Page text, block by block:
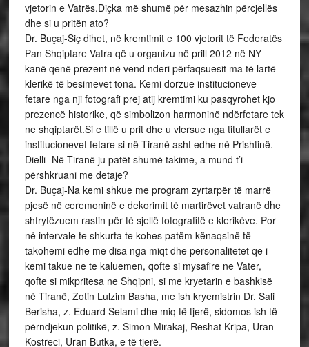
vjetorin e Vatrës.Diçka më shumë për mesazhin përcjellës
dhe si u pritën ato?
Dr. Buçaj-Siç dihet, në kremtimit e 100 vjetorit të Federatës
Pan Shqiptare Vatra që u organizu në prill 2012 në NY
kanë qenë prezent në vend nderi përfaqsuesit ma të lartë
klerikë të besimevet tona. Kemi dorzue institucioneve
fetare nga nji fotografi prej atij kremtimi ku pasqyrohet kjo
prezencë historike, që simbolizon harmoninë ndërfetare tek
ne shqiptarët.Si e tillë u prit dhe u vlersue nga titullarët e
institucionevet fetare si në Tiranë asht edhe në Prishtinë.
Dielli- Në Tiranë ju patët shumë takime, a mund t’i
përshkruani me detaje?
Dr. Buçaj-Na kemi shkue me program zyrtarpër të marrë
pjesë në ceremoninë e dekorimit të martirëvet vatranë dhe
shfrytëzuem rastin për të sjellë fotografitë e klerikëve. Por
në intervale te shkurta te kohes patëm kënaqsinë të
takohemi edhe me disa nga miqt dhe personalitetet qe i
kemi takue ne te kaluemen, qofte si mysafire ne Vater,
qofte si mikpritesa ne Shqipni, si me kryetarin e bashkisë
në Tiranë, Zotin Lulzim Basha, me ish kryemistrin Dr. Sali
Berisha, z. Eduard Selami dhe miq të tjerë, sidomos ish të
përndjekun politikë, z. Simon Mirakaj, Reshat Kripa, Uran
Kostreci, Uran Butka, e të tjerë.